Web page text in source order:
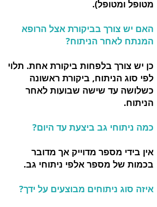
מטופל ומטופל).
האם יש צורך בביקורת אצל הרופא
המנתח לאחר הניתוח?
כן יש צורך בלפחות ביקורת אחת. תלוי
לפי סוג הניתוח, ביקורת ראשונה
כשלושה עד שישה שבועות לאחר
הניתוח.
כמה ניתוחי גב ביצעת עד היום?
אין בידי מספר מדוייק אך מדובר
בכמות של מספר אלפי ניתוחי גב.
איזה סוג ניתוחים מבוצעים על ידך?